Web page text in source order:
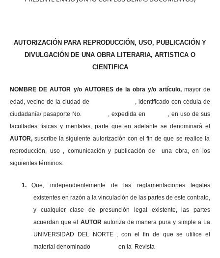
AUTORIZACIÓN PARA REPRODUCCIÓN, USO, PUBLICACIÓN Y
DIVULGACIÓN DE UNA OBRA LITERARIA, ARTISTICA O
CIENTIFICA
NOMBRE DE AUTOR y/o AUTORES de la obra y/o artículo, mayor de
edad, vecino de la ciudad de , identificado con cédula de
ciudadanía/ pasaporte No. , expedida en , en uso de sus
facultades físicas y mentales, parte que en adelante se denominará el
AUTOR,suscribe la siguiente autorización con el fin de que se realice la
reproducción, uso , comunicación y publicación de una obra, en los
siguientes términos:
1.
Que, independientemente de las reglamentaciones legales
existentes en razón a la vinculación de las partes de este contrato,
y cualquier clase de presunción legal existente, las partes
acuerdan que el AUTOR autoriza de manera pura y simple a La
UNIVERSIDAD DEL NORTE , con el fin de que se utilice el
material denominado en la Revista